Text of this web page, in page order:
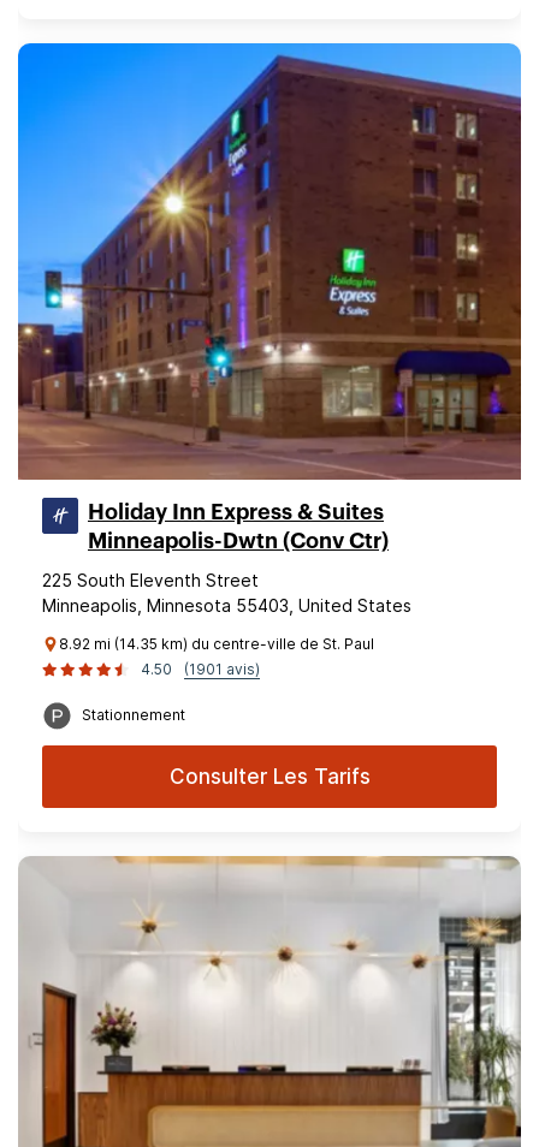
Holiday Inn Express & Suites
Minneapolis-Dwtn (Conv Ctr)
225 South Eleventh Street
Minneapolis, Minnesota 55403, United States
8.92 mi (14.35 km) du centre-ville de St. Paul
4.50
(1901 avis)
Stationnement
Consulter Les Tarifs